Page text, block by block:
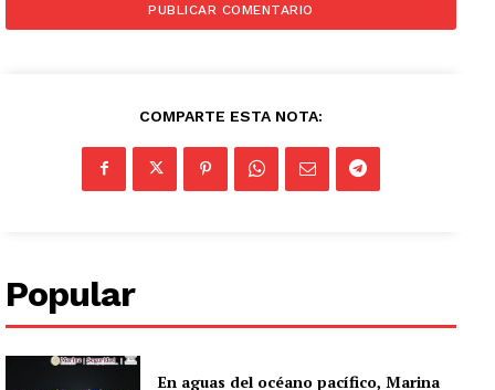
COMPARTE ESTA NOTA:
Popular
En aguas del océano pacífico, Marina